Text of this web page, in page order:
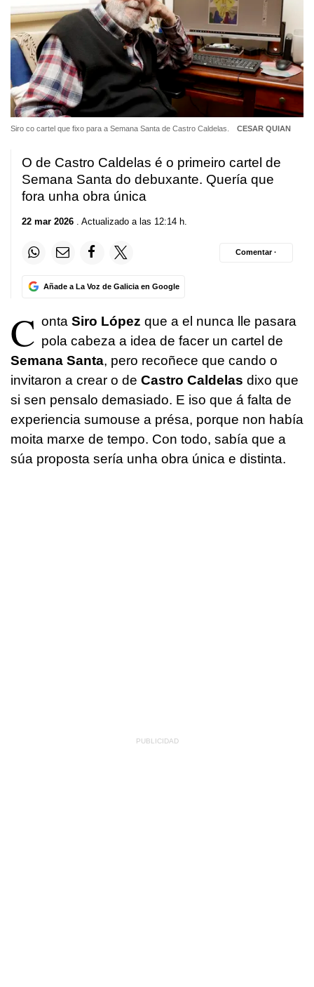
Siro co cartel que fixo para a Semana Santa de Castro Caldelas. CESAR QUIAN
O de Castro Caldelas é o primeiro cartel de
Semana Santa do debuxante. Quería que
fora unha obra única
22 mar 2026 . Actualizado a las 12:14 h.
Añade a La Voz de Galicia en Google
Comentar ·
C onta Siro López que a el nunca lle pasara
pola cabeza a idea de facer un cartel de
Semana Santa, pero recoñece que cando o
invitaron a crear o de Castro Caldelas dixo que
si sen pensalo demasiado. E iso que á falta de
experiencia sumouse a présa, porque non había
moita marxe de tempo. Con todo, sabía que a
súa proposta sería unha obra única e distinta.